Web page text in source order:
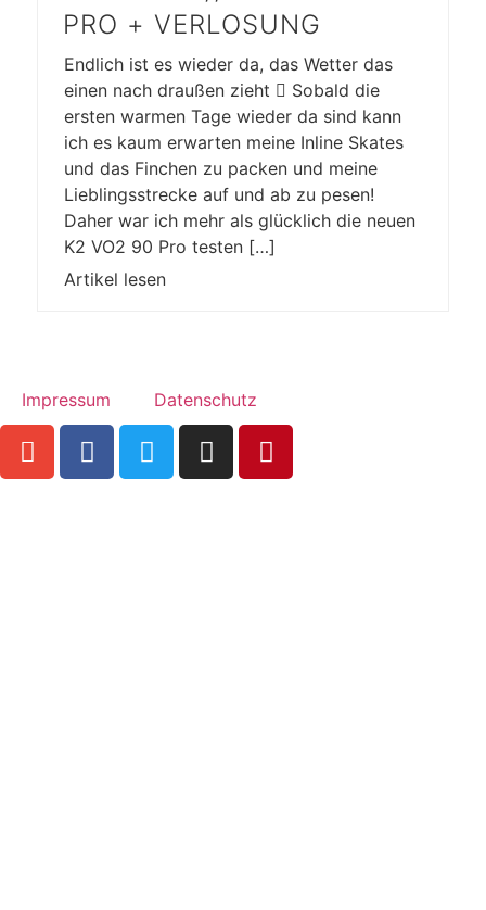
PRO + VERLOSUNG
Endlich ist es wieder da, das Wetter das
einen nach draußen zieht  Sobald die
ersten warmen Tage wieder da sind kann
ich es kaum erwarten meine Inline Skates
und das Finchen zu packen und meine
Lieblingsstrecke auf und ab zu pesen!
Daher war ich mehr als glücklich die neuen
K2 VO2 90 Pro testen […]
Artikel lesen
Impressum Datenschutz